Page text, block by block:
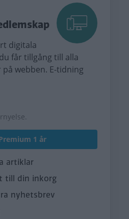
digitala
får tillgång till alla
webben. E-tidning
1 år
artiklar
till din inkorg
nyhetsbrev